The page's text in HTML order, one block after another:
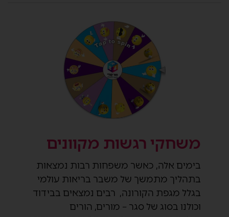
משחקי רגשות מקוונים
בימים אלה, כאשר משפחות רבות נמצאות
בתהליך מתמשך של משבר בריאות עולמי
בגלל מגפת הקורונה, רבים נמצאים בבידוד
וכולנו בסוג של סגר – מורים, הורים